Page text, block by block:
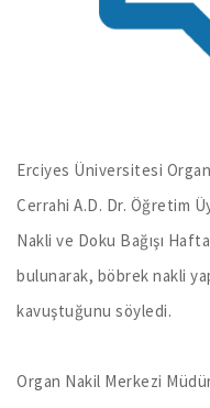
Erciyes Üniversitesi
Cerrahi A.D. Dr. Öğretim
Nakli ve Doku Bağışı
bulunarak, böbrek nakli
kavuştuğunu söyledi.
Organ Nakil Merkezi